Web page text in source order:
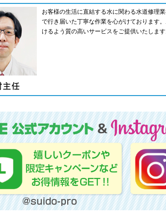
お客様の生活に直結する水に関わる水道修理
で行き届いた丁寧な作業を心がけております
けるよう質の高いサービスをご提供いたします